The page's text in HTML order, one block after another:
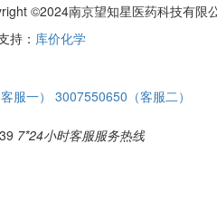
©2024南京望知星医药科技有限
持： 库价化学
服一） 3007550650（客服二）
7*24小时客服服务热线